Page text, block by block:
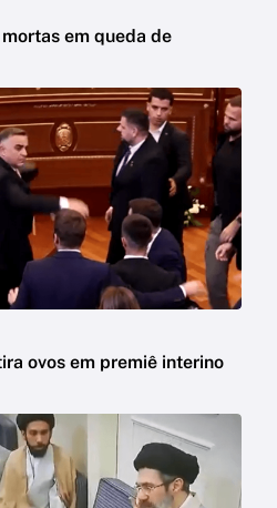
em queda de
ovos em premiê interino